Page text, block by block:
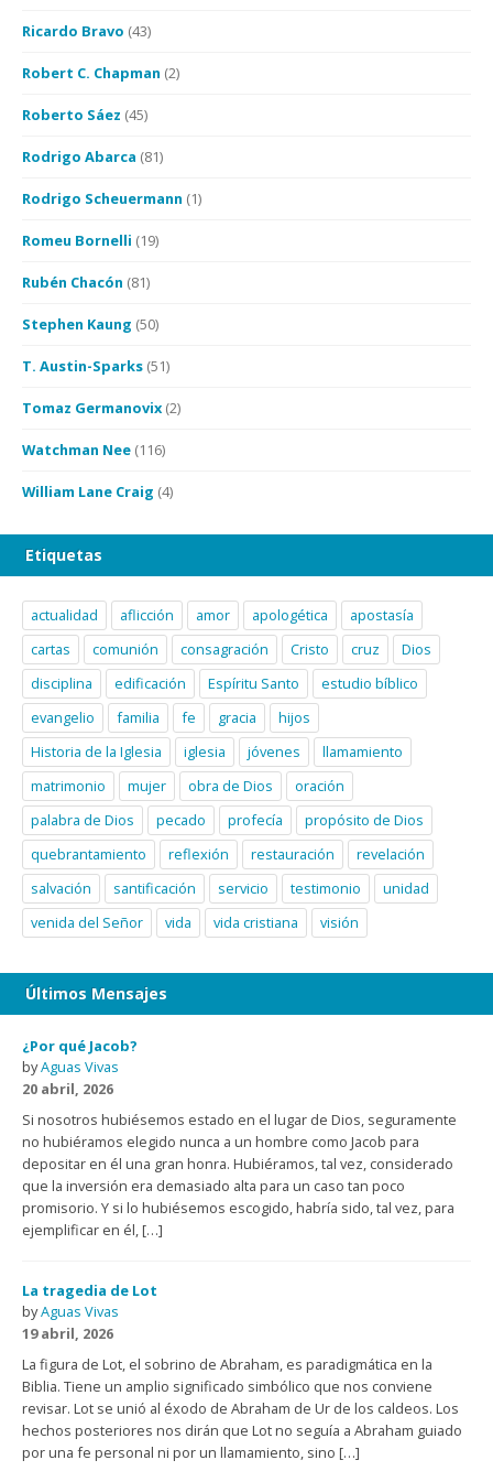
Ricardo Bravo (43)
Robert C. Chapman (2)
Roberto Sáez (45)
Rodrigo Abarca (81)
Rodrigo Scheuermann (1)
Romeu Bornelli (19)
Rubén Chacón (81)
Stephen Kaung (50)
T. Austin-Sparks (51)
Tomaz Germanovix (2)
Watchman Nee (116)
William Lane Craig (4)
Etiquetas
actualidad aflicción amor apologética
apostasía
cartas
comunión consagración Cristo cruz
Dios
disciplina
edificación Espíritu Santo
estudio bíblico
evangelio
familia fe gracia
hijos
Historia de la Iglesia
iglesia jóvenes
llamamiento
matrimonio
mujer obra de Dios
oración
palabra de Dios
pecado profecía
propósito de Dios
quebrantamiento
reflexión restauración
revelación
salvación
santificación servicio testimonio
unidad
venida del Señor
vida vida cristiana visión
Últimos Mensajes
¿Por qué Jacob?
byAguas Vivas
20 abril, 2026
Si nosotros hubiésemos estado en el lugar de Dios, seguramente
no hubiéramos elegido nunca a un hombre como Jacob para
depositar en él una gran honra. Hubiéramos, tal vez, considerado
que la inversión era demasiado alta para un caso tan poco
promisorio. Y si lo hubiésemos escogido, habría sido, tal vez, para
ejemplificar en él, […]
La tragedia de Lot
byAguas Vivas
19 abril, 2026
La figura de Lot, el sobrino de Abraham, es paradigmática en la
Biblia. Tiene un amplio significado simbólico que nos conviene
revisar. Lot se unió al éxodo de Abraham de Ur de los caldeos. Los
hechos posteriores nos dirán que Lot no seguía a Abraham guiado
por una fe personal ni por un llamamiento, sino […]